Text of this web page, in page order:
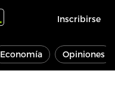
Inscribirse
Economía Opiniones